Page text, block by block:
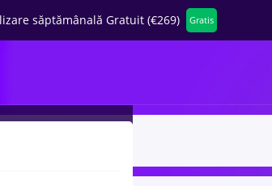
săptămânală Gratuit (€269) Gratis